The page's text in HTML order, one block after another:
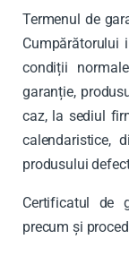
Termenul de
Cumpărătorului
condiții
garanție,
caz, la sediul
calendaristice,
produsului
Certificatul de
precum și